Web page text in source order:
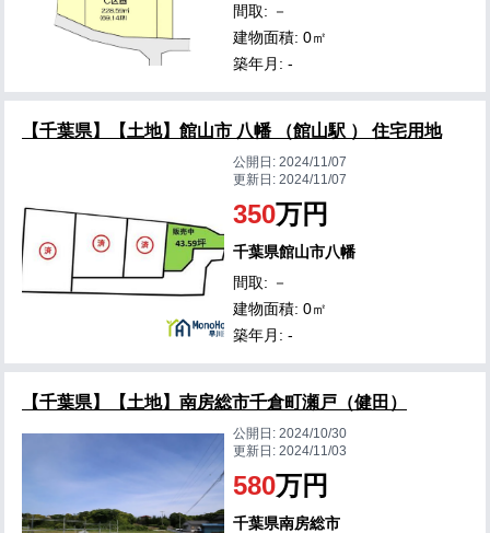
間取: －
建物面積: 0㎡
築年月: -
【千葉県】【土地】館山市 八幡 （館山駅 ） 住宅用地
公開日:2024/11/07
更新日:2024/11/07
350万円
千葉県館山市八幡
間取: －
建物面積: 0㎡
築年月: -
【千葉県】【土地】南房総市千倉町瀬戸（健田）
公開日:2024/10/30
更新日:2024/11/03
580万円
千葉県南房総市